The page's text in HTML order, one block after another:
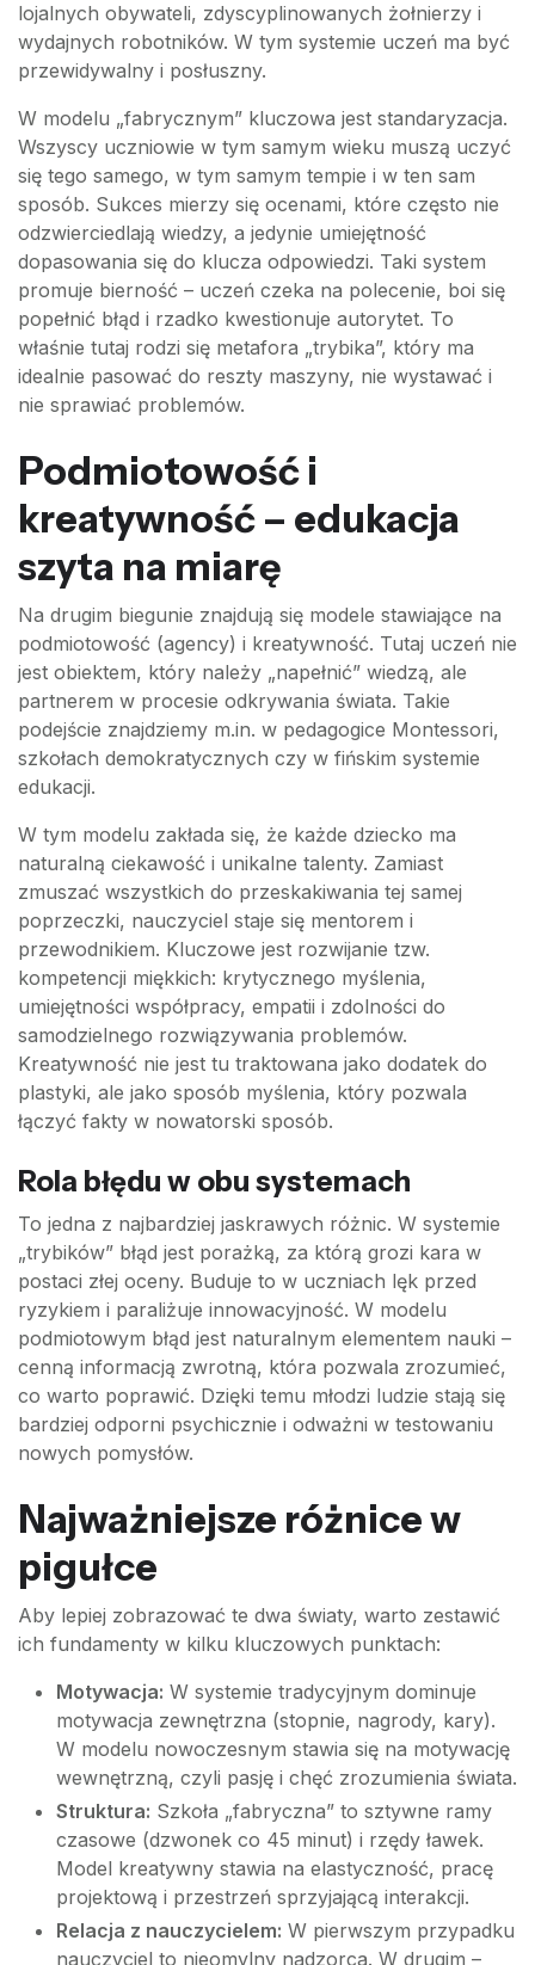
lojalnych obywateli, zdyscyplinowanych żołnierzy i
wydajnych robotników. W tym systemie uczeń ma być
przewidywalny i posłuszny.
W modelu „fabrycznym” kluczowa jest standaryzacja.
Wszyscy uczniowie w tym samym wieku muszą uczyć
się tego samego, w tym samym tempie i w ten sam
sposób. Sukces mierzy się ocenami, które często nie
odzwierciedlają wiedzy, a jedynie umiejętność
dopasowania się do klucza odpowiedzi. Taki system
promuje bierność – uczeń czeka na polecenie, boi się
popełnić błąd i rzadko kwestionuje autorytet. To
właśnie tutaj rodzi się metafora „trybika”, który ma
idealnie pasować do reszty maszyny, nie wystawać i
nie sprawiać problemów.
Podmiotowość i
kreatywność – edukacja
szyta na miarę
Na drugim biegunie znajdują się modele stawiające na
podmiotowość (agency) i kreatywność. Tutaj uczeń nie
jest obiektem, który należy „napełnić” wiedzą, ale
partnerem w procesie odkrywania świata. Takie
podejście znajdziemy m.in. w pedagogice Montessori,
szkołach demokratycznych czy w fińskim systemie
edukacji.
W tym modelu zakłada się, że każde dziecko ma
naturalną ciekawość i unikalne talenty. Zamiast
zmuszać wszystkich do przeskakiwania tej samej
poprzeczki, nauczyciel staje się mentorem i
przewodnikiem. Kluczowe jest rozwijanie tzw.
kompetencji miękkich: krytycznego myślenia,
umiejętności współpracy, empatii i zdolności do
samodzielnego rozwiązywania problemów.
Kreatywność nie jest tu traktowana jako dodatek do
plastyki, ale jako sposób myślenia, który pozwala
łączyć fakty w nowatorski sposób.
Rola błędu w obu systemach
To jedna z najbardziej jaskrawych różnic. W systemie
„trybików” błąd jest porażką, za którą grozi kara w
postaci złej oceny. Buduje to w uczniach lęk przed
ryzykiem i paraliżuje innowacyjność. W modelu
podmiotowym błąd jest naturalnym elementem nauki –
cenną informacją zwrotną, która pozwala zrozumieć,
co warto poprawić. Dzięki temu młodzi ludzie stają się
bardziej odporni psychicznie i odważni w testowaniu
nowych pomysłów.
Najważniejsze różnice w
pigułce
Aby lepiej zobrazować te dwa światy, warto zestawić
ich fundamenty w kilku kluczowych punktach:
Motywacja: W systemie tradycyjnym dominuje
motywacja zewnętrzna (stopnie, nagrody, kary).
W modelu nowoczesnym stawia się na motywację
wewnętrzną, czyli pasję i chęć zrozumienia świata.
Struktura: Szkoła „fabryczna” to sztywne ramy
czasowe (dzwonek co 45 minut) i rzędy ławek.
Model kreatywny stawia na elastyczność, pracę
projektową i przestrzeń sprzyjającą interakcji.
Relacja z nauczycielem: W pierwszym przypadku
nauczyciel to nieomylny nadzorca. W drugim –